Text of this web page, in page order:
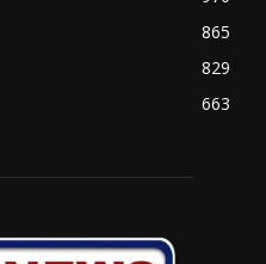
865
829
663